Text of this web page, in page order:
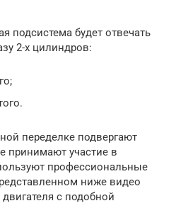
подсистема будет отвечать
2-х цилиндров:
переделке подвергают
принимают участие в
профессиональные
ниже видео
с подобной